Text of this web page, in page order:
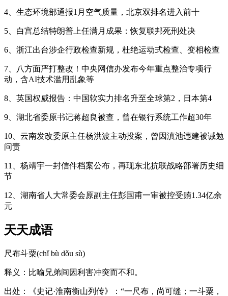
4、生态环境部通报1月空气质量，北京双排名进入前十
5、白宫总结特朗普上任满月成果：恢复联邦死刑处决
6、浙江出台涉企行政检查新规，杜绝运动式检查、变相检查
7、八方面严打整改！中央网信办发布今年重点整治专项行
动，含AI技术滥用乱象等
8、英国权威报告：中国软实力排名升至全球第2，日本第4
9、湖北省委原书记蒋超良被查，曾在银行系统工作超30年
10、云南发改委原主任杨洪波主动投案，曾因滇池违建被诫勉
问责
11、杨靖宇一封信件档案公布，再现东北抗联战略部署历史细
节
12、湖南省人大常委会原副主任彭国甫一审被控受贿1.34亿余
元
天天成语
尺布斗粟(chǐ bù dǒu sù)
释义：比喻兄弟间因利害冲突而不和。
出处：《史记·淮南衡山列传》：“一尺布，尚可缝；一斗粟，